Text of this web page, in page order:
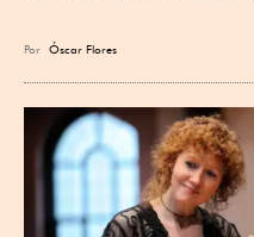
Por Óscar Flores